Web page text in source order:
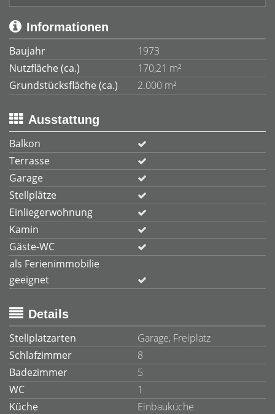
Informationen
Baujahr
1973
Nutzfläche (ca.)
170,21 m²
Grundstücksfläche (ca.)
2.000 m²
Ausstattung
Balkon
Terrasse
Garage
Stellplätze
Einliegerwohnung
Kamin
Gäste-WC
als Ferienimmobilie
geeignet
Details
Stellplatzarten
Garage, Freiplatz
Schlafzimmer
8
Badezimmer
5
WC
1
Küche
Einbauküche